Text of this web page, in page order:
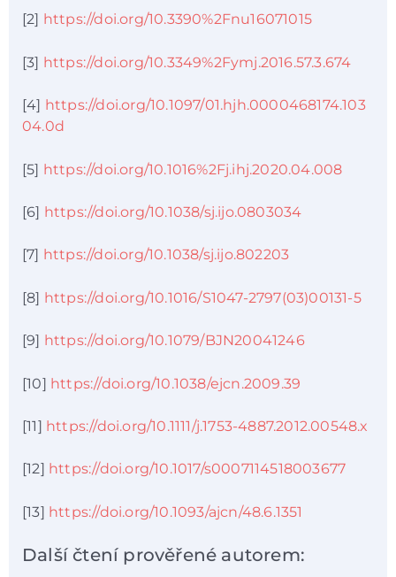
[2] https://doi.org/10.3390%2Fnu16071015
[3] https://doi.org/10.3349%2Fymj.2016.57.3.674
[4] https://doi.org/10.1097/01.hjh.0000468174.103
04.0d
[5] https://doi.org/10.1016%2Fj.ihj.2020.04.008
[6] https://doi.org/10.1038/sj.ijo.0803034
[7] https://doi.org/10.1038/sj.ijo.802203
[8] https://doi.org/10.1016/S1047-2797(03)00131-5
[9] https://doi.org/10.1079/BJN20041246
[10] https://doi.org/10.1038/ejcn.2009.39
[11] https://doi.org/10.1111/j.1753-4887.2012.00548.x
[12] https://doi.org/10.1017/s0007114518003677
[13] https://doi.org/10.1093/ajcn/48.6.1351
Další čtení prověřené autorem: